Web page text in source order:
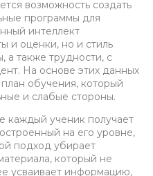
возможность создать
программы для
интеллект
и оценки, но и стиль
также трудности, с
На основе этих данных
обучения, который
и слабые стороны.
каждый ученик получает
на его уровне,
подход убирает
который не
усваивает информацию,